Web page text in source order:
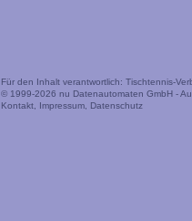
Für den Inhalt verantwortlich: Tischtennis-
© 1999-2026 nu Datenautomaten GmbH -
Kontakt
Impressum Datenschutz